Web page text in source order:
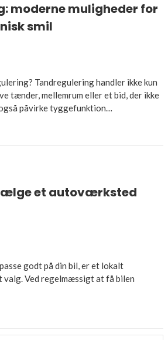
moderne muligheder for
smil
Tandregulering handler ikke kun
tænder, mellemrum eller et bid, der ikke
påvirke tyggefunktion…
et autoværksted
godt på din bil, er et lokalt
Ved regelmæssigt at få bilen